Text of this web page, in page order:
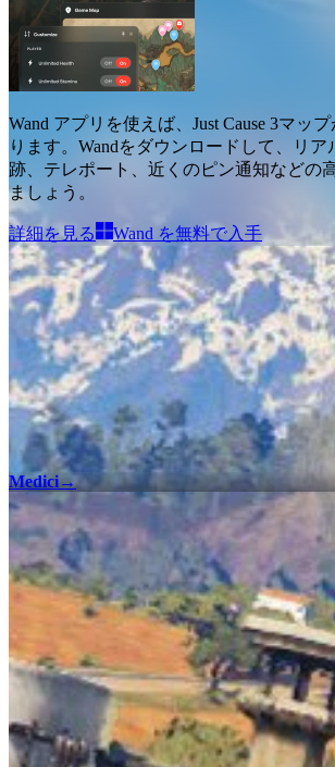
Wand アプリを使えば、 Just Cause 3マップ
ります。Wandをダウンロードして、
リア
跡、テレポート、近くのピン通知などの
ましょう 。
詳細を見る Wand を無料で入手
Medici→
100%チェックリスト
インタラクティブマップチェックリストで
ての収集要素とエンカウントを見つけて
ンプリートを達成しましょう。